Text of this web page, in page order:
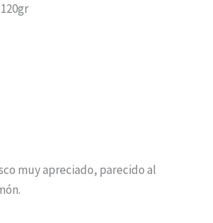
muy apreciado, parecido al